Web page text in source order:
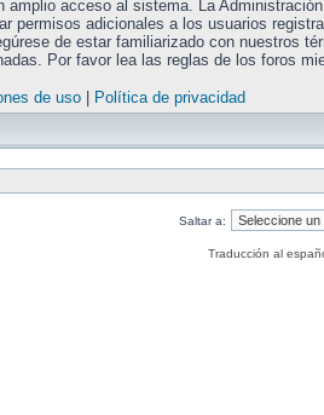
amplio acceso al sistema. La
permisos adicionales a los usuarios
de estar familiarizado con nuestros
Por favor lea las reglas de los foros
de uso| Política de privacidad
Saltar a:
Traducción al